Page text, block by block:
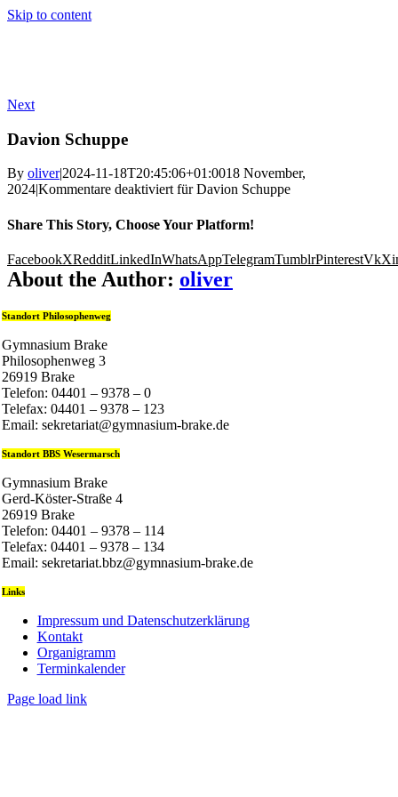
Skip to content
Next
Davion Schuppe
By oliver|2024-11-18T20:45:06+01:0018 November,
2024|Kommentare deaktiviertfür Davion Schuppe
Share This Story, Choose Your Platform!
FacebookXRedditLinkedInWhatsAppTelegramTumblrPinterestVk
About the Author: oliver
Standort Philosophenweg
Gymnasium Brake
Philosophenweg 3
26919 Brake
Telefon: 04401 – 9378 – 0
Telefax: 04401 – 9378 – 123
Email: sekretariat@gymnasium-brake.de
Standort BBS Wesermarsch
Gymnasium Brake
Gerd-Köster-Straße 4
26919 Brake
Telefon: 04401 – 9378 – 114
Telefax: 04401 – 9378 – 134
Email: sekretariat.bbz@gymnasium-brake.de
Links
Impressum und Datenschutzerklärung
Kontakt
Organigramm
Terminkalender
Page load link